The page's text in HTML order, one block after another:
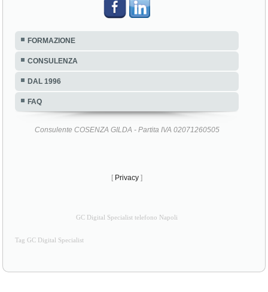
FORMAZIONE
CONSULENZA
DAL 1996
FAQ
Consulente COSENZA GILDA - Partita IVA 02071260505
[ Privacy ]
GC Digital Specialist telefono Napoli
Tag GC Digital Specialist